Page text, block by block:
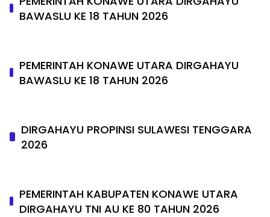
BAWASLU KE 18 TAHUN 2026
PEMERINTAH KONAWE UTARA DIRGAHAYU
BAWASLU KE 18 TAHUN 2026
DIRGAHAYU PROPINSI SULAWESI TENGGARA
2026
PEMERINTAH KABUPATEN KONAWE UTARA
DIRGAHAYU TNI AU KE 80 TAHUN 2026